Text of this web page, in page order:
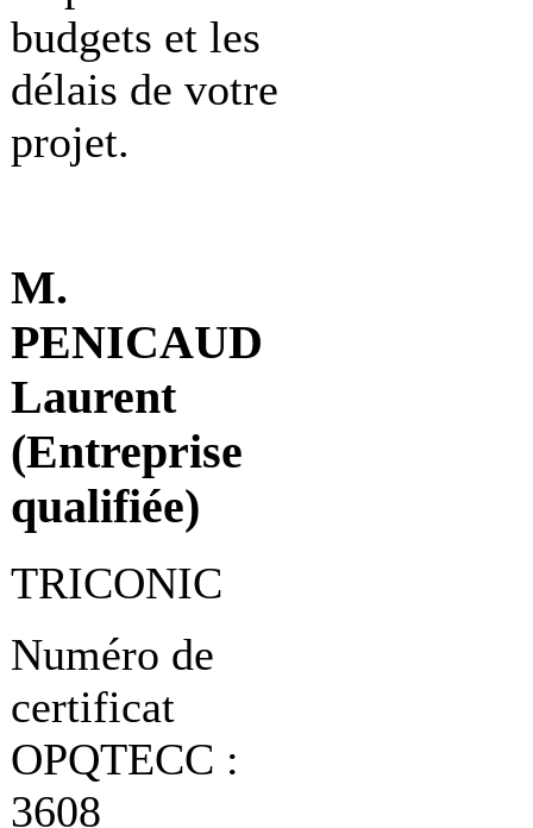
budgets et les
délais de votre
projet.
M.
PENICAUD
Laurent
(Entreprise
qualifiée)
TRICONIC
Numéro de
certificat
OPQTECC :
3608